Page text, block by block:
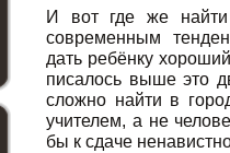
И вот где же найти
современным
дать ребёнку
писалось выше это
сложно найти в
учителем, а не
бы к сдаче